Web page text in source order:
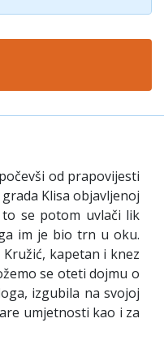
od prapovijesti
Klisa objavljenoj
se potom uvlači lik
im je bio trn u oku.
kapetan i knez
se oteti dojmu o
izgubila na svojoj
umjetnosti kao i za